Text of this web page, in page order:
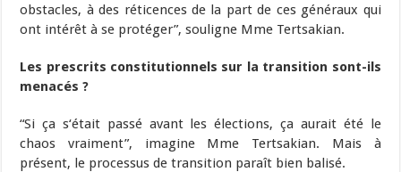
obstacles, à des réticences de la part de ces généraux qui
ont intérêt à se protéger”, souligne Mme Tertsakian.
Les prescrits constitutionnels sur la transition sont-ils
menacés ?
“Si ça s‘était passé avant les élections, ça aurait été le
chaos vraiment”, imagine Mme Tertsakian. Mais à
présent, le processus de transition paraît bien balisé.